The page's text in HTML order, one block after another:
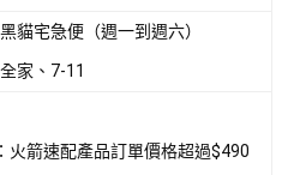
貓宅急便（週一到週六）
家、7-11
火箭速配產品訂單價格超過$490